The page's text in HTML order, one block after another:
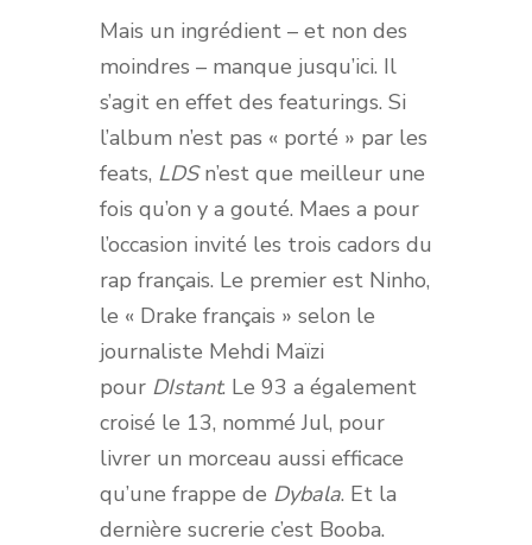
Mais un ingrédient – et non des
moindres – manque jusqu’ici. Il
s’agit en effet des featurings. Si
l’album n’est pas « porté » par les
feats, LDSn’est que meilleur une
fois qu’on y a gouté. Maes a pour
l’occasion invité les trois cadors du
rap français. Le premier est Ninho,
le « Drake français » selon le
journaliste Mehdi Maïzi
pour DIstant. Le 93 a également
croisé le 13, nommé Jul, pour
livrer un morceau aussi efficace
qu’une frappe de Dybala. Et la
dernière sucrerie c’est Booba.